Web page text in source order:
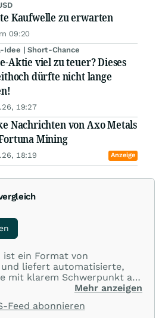
Kaufwelle zu erwarten
09:20
Idee | Short-Chance
Aktie viel zu teuer? Dieses
dürfte nicht lange
19:27
Nachrichten von Axo Metals
Mining
18:19 Anzeige
ist ein Format von
liefert automatisierte,
mit klarem Schwerpunkt auf
Vergleiche. Im Fokus
breiten Auswahl an Aktien
Mehr anzeigen
Feed abonnieren